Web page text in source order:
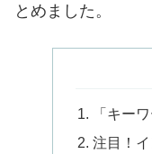
とめました。
「キー
注目！